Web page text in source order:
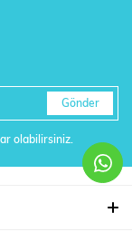
Gönder
olabilirsiniz.